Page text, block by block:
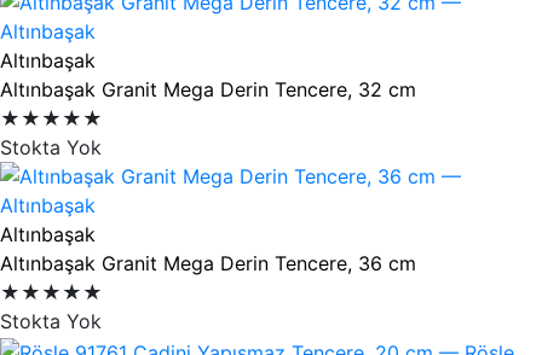
Altınbaşak
Altınbaşak Granit Mega Derin Tencere, 32 cm
★★★★★
Stokta Yok
Altınbaşak
Altınbaşak Granit Mega Derin Tencere, 36 cm
★★★★★
Stokta Yok